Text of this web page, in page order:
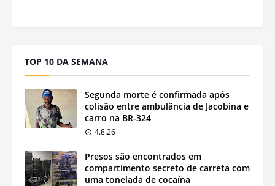
TOP 10 DA SEMANA
Segunda morte é confirmada após
colisão entre ambulância de Jacobina e
carro na BR-324
4.8.26
Presos são encontrados em
compartimento secreto de carreta com
uma tonelada de cocaína